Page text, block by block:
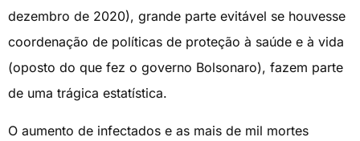
dezembro de 2020), grande parte evitável se houvesse
coordenação de políticas de proteção à saúde e à vida
(oposto do que fez o governo Bolsonaro), fazem parte
de uma trágica estatística.
O aumento de infectados e as mais de mil mortes